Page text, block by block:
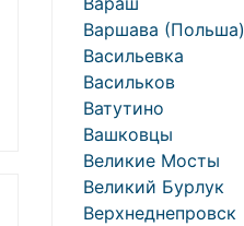
Варшава (Польша)
Васильевка
Васильков
Ватутино
Вашковцы
Великие Мосты
Великий Бурлук
Верхнеднепровск